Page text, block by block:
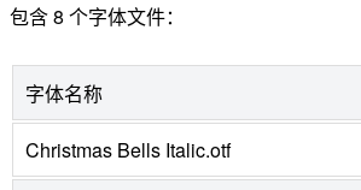
包含 8 个字体文件：
字体名称
Christmas Bells Italic.otf